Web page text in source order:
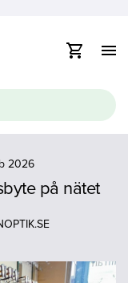
Visa
2026
på nätet